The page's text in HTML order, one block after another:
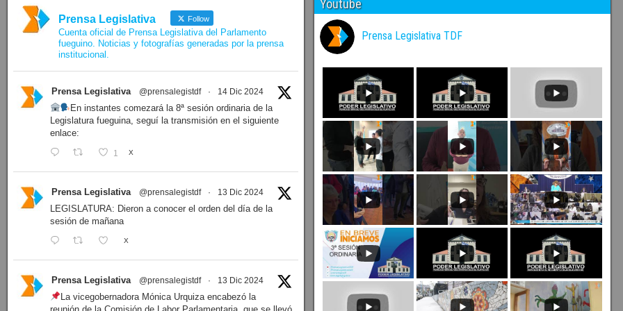
Prensa Legislativa Follow
Cuenta oficial de Prensa Legislativa del Parlamento
fueguino. Noticias y fotografías generadas por la prensa
institucional.
Prensa Legislativa @prensalegistdf · 14 Dic 2024
En instantes comezará la 8ª sesión ordinaria de la
Legislatura fueguina, seguí la transmisión en el siguiente
enlace:
1 X
Prensa Legislativa @prensalegistdf · 13 Dic 2024
LEGISLATURA: Dieron a conocer el orden del día de la
sesión de mañana
X
Prensa Legislativa @prensalegistdf · 13 Dic 2024
La vicegobernadora Mónica Urquiza encabezó la
Youtube
Prensa Legislativa TDF